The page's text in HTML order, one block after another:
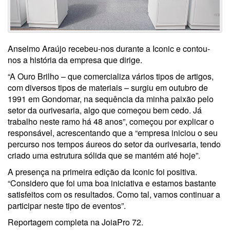
Anselmo Araújo recebeu-nos durante a Iconic e contou-
nos a história da empresa que dirige.
“A Ouro Brilho – que comercializa vários tipos de artigos,
com diversos tipos de materiais – surgiu em outubro de
1991 em Gondomar, na sequência da minha paixão pelo
setor da ourivesaria, algo que começou bem cedo. Já
trabalho neste ramo há 48 anos”, começou por explicar o
responsável, acrescentando que a “empresa iniciou o seu
percurso nos tempos áureos do setor da ourivesaria, tendo
criado uma estrutura sólida que se mantém até hoje”.
A presença na primeira edição da Iconic foi positiva.
“Considero que foi uma boa iniciativa e estamos bastante
satisfeitos com os resultados. Como tal, vamos continuar a
participar neste tipo de eventos”.
Reportagem completa na JoiaPro 72.